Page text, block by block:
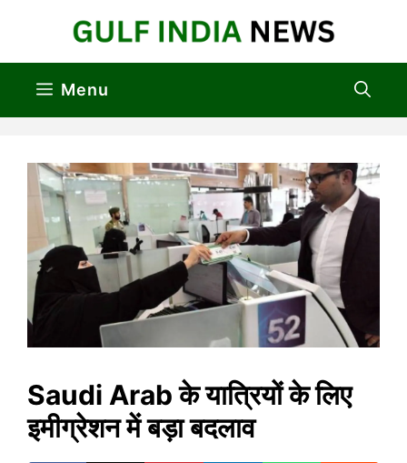
Menu
Saudi Arab के यात्रियों के लिए
इमीग्रेशन में बड़ा बदलाव